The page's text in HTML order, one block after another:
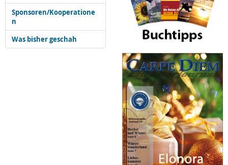
Sponsoren/Kooperatione
n
Was bisher geschah